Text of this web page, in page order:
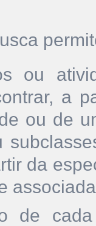
ou
a
ou de
da
de